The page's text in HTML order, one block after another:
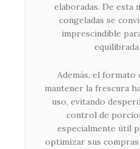
elaboradas. De esta
congeladas se
imprescindible
equilibrada
Además, el
mantener la frescura
uso, evitando
control de
especialmente útil
optimizar sus